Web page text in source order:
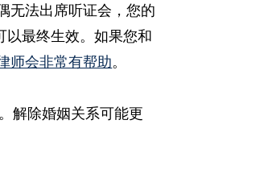
无法出席听证会，您的
以最终生效。如果您和
师会非常有帮助。
解除婚姻关系可能更